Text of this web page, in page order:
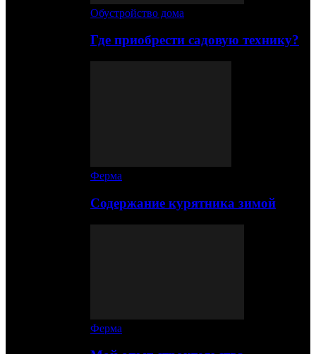
Обустройство дома
Где приобрести садовую технику?
Ферма
Содержание курятника зимой
Ферма